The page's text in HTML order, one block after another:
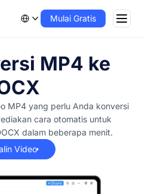
Mulai Gratis
MP4 ke
MP4 yang perlu Anda konversi
cara otomatis untuk
dalam beberapa menit.
Video